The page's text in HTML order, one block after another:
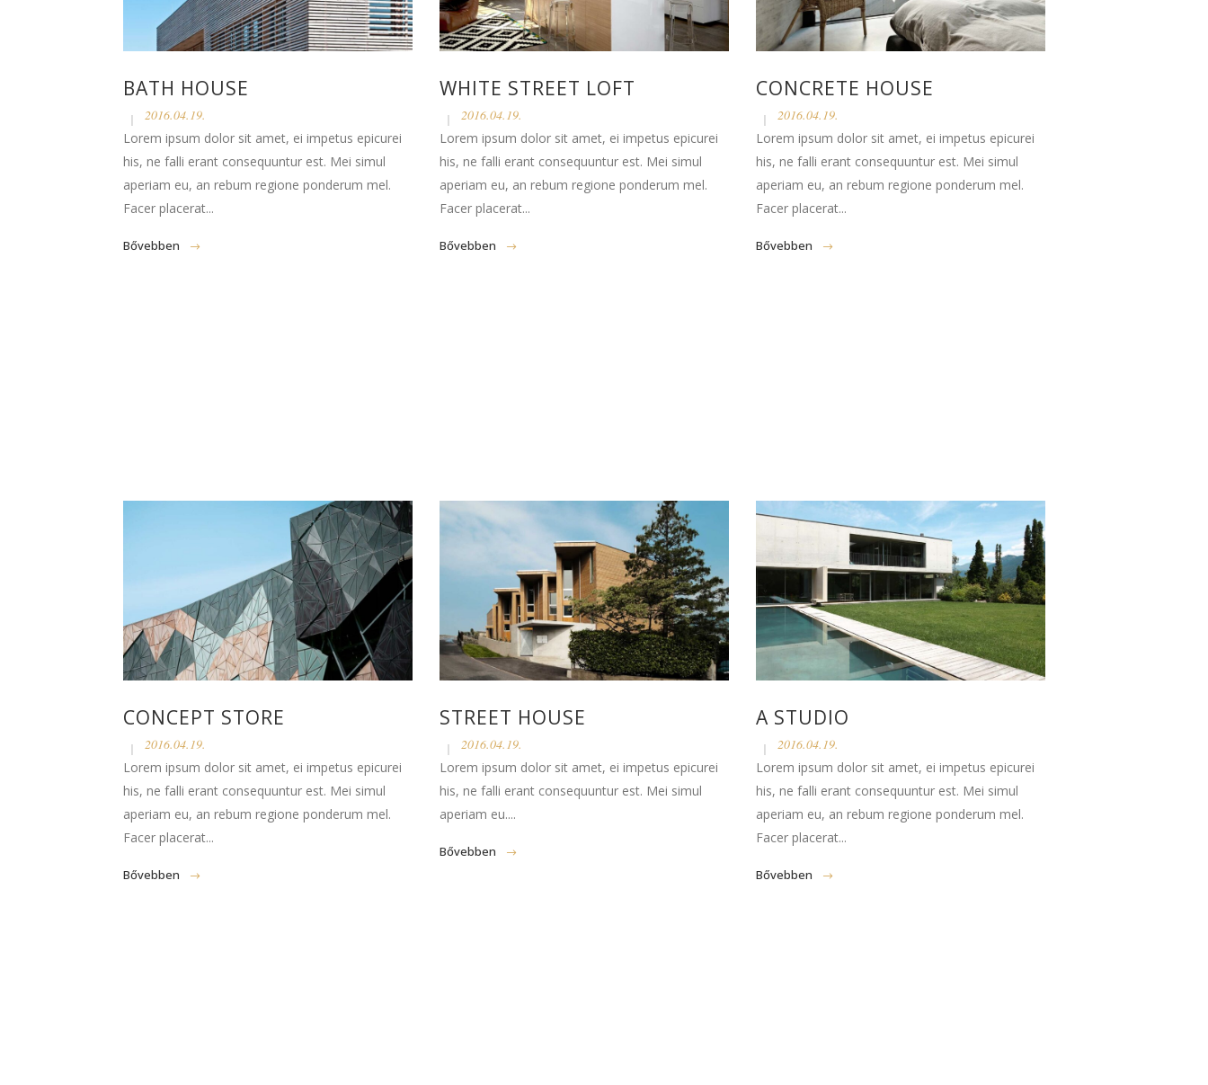
BATH HOUSE
2016.04.19.
Lorem ipsum dolor sit amet, ei impetus epicurei
his, ne falli erant consequuntur est. Mei simul
aperiam eu, an rebum regione ponderum mel.
Facer placerat...
Bővebben
WHITE STREET LOFT
2016.04.19.
Lorem ipsum dolor sit amet, ei impetus epicurei
his, ne falli erant consequuntur est. Mei simul
aperiam eu, an rebum regione ponderum mel.
Facer placerat...
Bővebben
CONCRETE HOUSE
2016.04.19.
Lorem ipsum dolor sit amet, ei impetus epicurei
his, ne falli erant consequuntur est. Mei simul
aperiam eu, an rebum regione ponderum mel.
Facer placerat...
Bővebben
CONCEPT STORE
2016.04.19.
Lorem ipsum dolor sit amet, ei impetus epicurei
his, ne falli erant consequuntur est. Mei simul
aperiam eu, an rebum regione ponderum mel.
Facer placerat...
Bővebben
STREET HOUSE
2016.04.19.
Lorem ipsum dolor sit amet, ei impetus epicurei
his, ne falli erant consequuntur est. Mei simul
aperiam eu....
Bővebben
A STUDIO
2016.04.19.
Lorem ipsum dolor sit amet, ei impetus epicurei
his, ne falli erant consequuntur est. Mei simul
aperiam eu, an rebum regione ponderum mel.
Facer placerat...
Bővebben